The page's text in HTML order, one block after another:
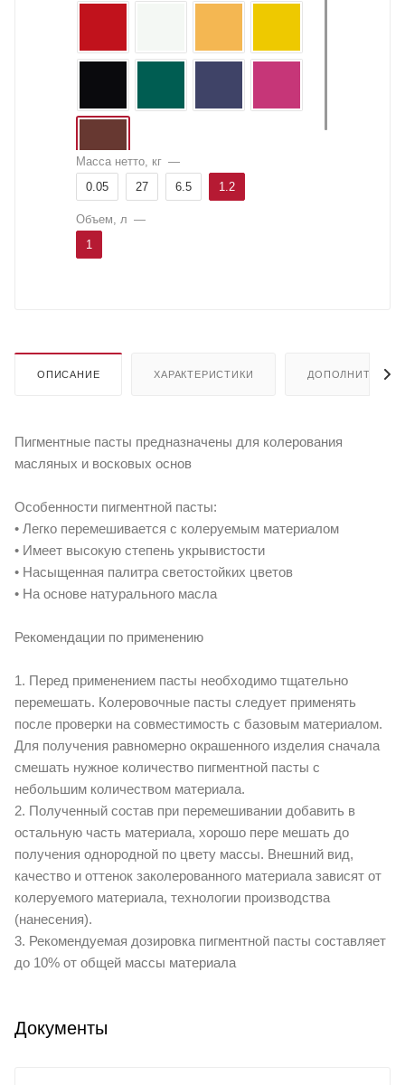
Масса нетто, кг —
0.05
27 6.5 1.2
Объем, л —
1
ОПИСАНИЕ ХАРАКТЕРИСТИКИ
Пигментные пасты предназначены для колерования
масляных и восковых основ
Особенности пигментной пасты:
• Легко перемешивается с колеруемым материалом
• Имеет высокую степень укрывистости
• Насыщенная палитра светостойких цветов
• На основе натурального масла
Рекомендации по применению
1. Перед применением пасты необходимо тщательно
перемешать. Колеровочные пасты следует применять
после проверки на совместимость с базовым материалом.
Для получения равномерно окрашенного изделия сначала
смешать нужное количество пигментной пасты с
небольшим количеством материала.
2. Полученный состав при перемешивании добавить в
остальную часть материала, хорошо пере мешать до
получения однородной по цвету массы. Внешний вид,
качество и оттенок заколерованного материала зависят от
колеруемого материала, технологии производства
(нанесения).
3. Рекомендуемая дозировка пигментной пасты составляет
до 10% от общей массы материала
Документы